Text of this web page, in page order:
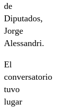
de
Diputados,
Jorge
Alessandri.
El
conversatorio
tuvo
lugar